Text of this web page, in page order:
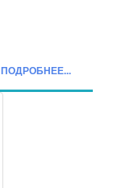
ПОДРОБНЕЕ...